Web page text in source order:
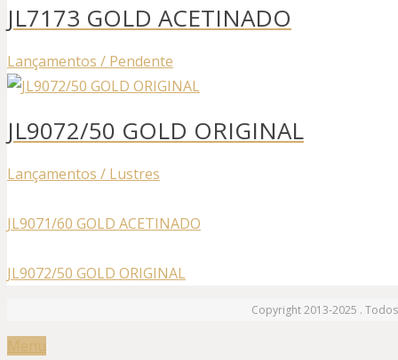
JL7173 GOLD ACETINADO
Lançamentos / Pendente
JL9072/50 GOLD ORIGINAL
Lançamentos / Lustres
JL9071/60 GOLD ACETINADO
JL9072/50 GOLD ORIGINAL
Copyright 2013-2025 .
Menu